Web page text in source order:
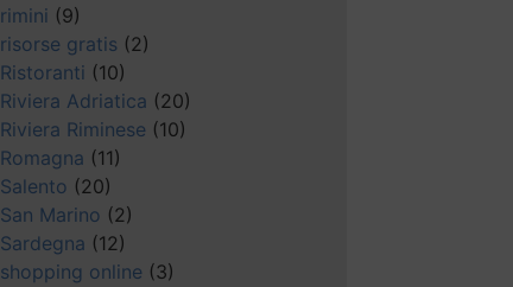
rimini (9)
risorse gratis (2)
Ristoranti (10)
Riviera Adriatica (20)
Riviera Riminese (10)
Romagna (11)
Salento (20)
San Marino (2)
Sardegna (12)
shopping online (3)